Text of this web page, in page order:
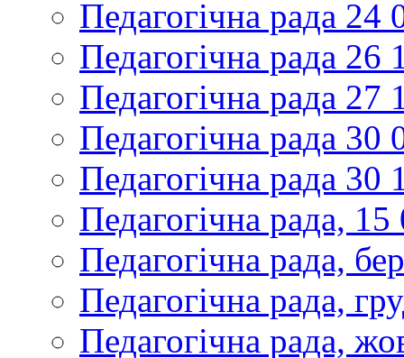
Педагогічна рада 24
Педагогічна рада 26
Педагогічна рада 27
Педагогічна рада 30
Педагогічна рада 30
Педагогічна рада,
Педагогічна рада,
Педагогічна рада,
Педагогічна рада,